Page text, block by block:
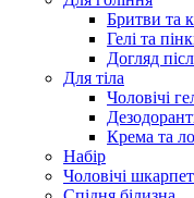
Бритви та
Гелі та
Догляд
Для тіла
Чоловічі
Крема та
Набір
Чоловічі